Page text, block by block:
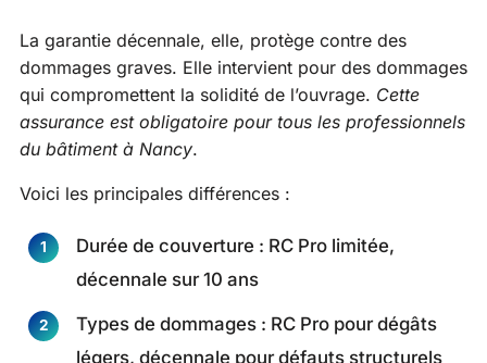
La garantie décennale, elle, protège contre des
dommages graves. Elle intervient pour des dommages
qui compromettent la solidité de l’ouvrage. Cette
assurance est obligatoire pour tous les professionnels
du bâtiment à Nancy.
Voici les principales différences :
Durée de couverture : RC Pro limitée,
décennale sur 10 ans
Types de dommages : RC Pro pour dégâts
légers, décennale pour défauts structurels